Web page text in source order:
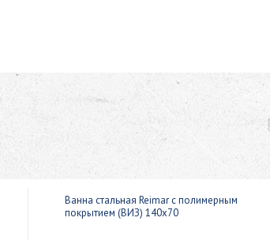
Ванна стальная Reimar с полимерным
покрытием (ВИЗ) 140x70